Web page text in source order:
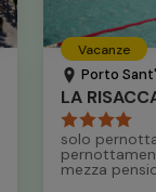
Vacanze
Porto
LA
solo
mezza